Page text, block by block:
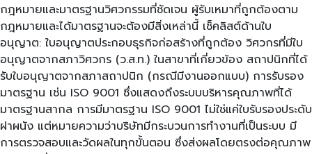
กฎหมายและมาตรฐานวิศวกรรมที่ชัดเจน ผู้รับเหมาที่ถูกต้องตาม
กฎหมายและได้มาตรฐานจะต้องมีสิ่งเหล่านี้ เช็คลิสต์ด้านใบ
อนุญาต: ใบอนุญาตประกอบธุรกิจก่อสร้างที่ถูกต้อง วิศวกรที่มีใบ
อนุญาตจากสภาวิศวกร (ว.ส.ท.) ในสาขาที่เกี่ยวข้อง สถาปนิกที่ได้
รับใบอนุญาตจากสภาสถาปนิก (กรณีมีงานออกแบบ) การรับรอง
มาตรฐาน เช่น ISO 9001 ซึ่งแสดงถึงระบบบริหารคุณภาพที่ได้
มาตรฐานสากล การมีมาตรฐาน ISO 9001 ไม่ใช่แค่ใบรับรองประดับ
ฝาผนัง แต่หมายความว่าบริษัทมีกระบวนการทำงานที่เป็นระบบ มี
การตรวจสอบและวัดผลในทุกขั้นตอน ซึ่งส่งผลโดยตรงต่อคุณภาพ